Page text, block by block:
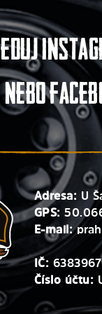
nebo
Adresa: U
GPS:
E-mail:
IČ:
Číslo účtu: